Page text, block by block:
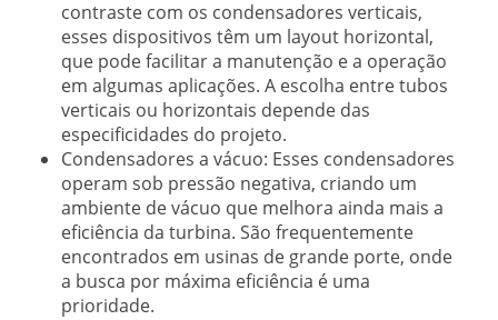
contraste com os condensadores verticais,
esses dispositivos têm um layout horizontal,
que pode facilitar a manutenção e a operação
em algumas aplicações. A escolha entre tubos
verticais ou horizontais depende das
especificidades do projeto.
Condensadores a vácuo: Esses condensadores
operam sob pressão negativa, criando um
ambiente de vácuo que melhora ainda mais a
eficiência da turbina. São frequentemente
encontrados em usinas de grande porte, onde
a busca por máxima eficiência é uma
prioridade.